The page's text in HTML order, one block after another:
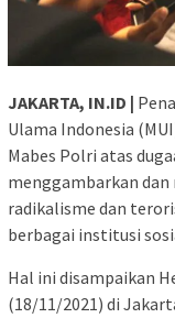
JAKARTA, IN.ID |
Ulama Indonesia
Mabes Polri atas
menggambarkan
radikalisme dan
berbagai institusi
Hal ini disampaikan
(18/11/2021) di